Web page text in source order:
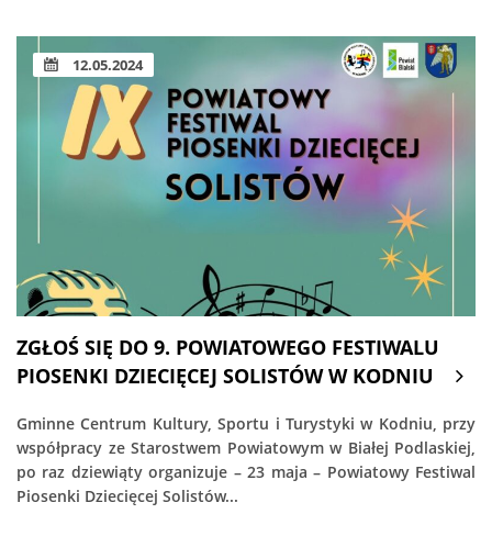
12.05.2024
ZGŁOŚ SIĘ DO 9. POWIATOWEGO FESTIWALU
PIOSENKI DZIECIĘCEJ SOLISTÓW W KODNIU
Gminne Centrum Kultury, Sportu i Turystyki w Kodniu, przy
współpracy ze Starostwem Powiatowym w Białej Podlaskiej,
po raz dziewiąty organizuje – 23 maja – Powiatowy Festiwal
Piosenki Dziecięcej Solistów...